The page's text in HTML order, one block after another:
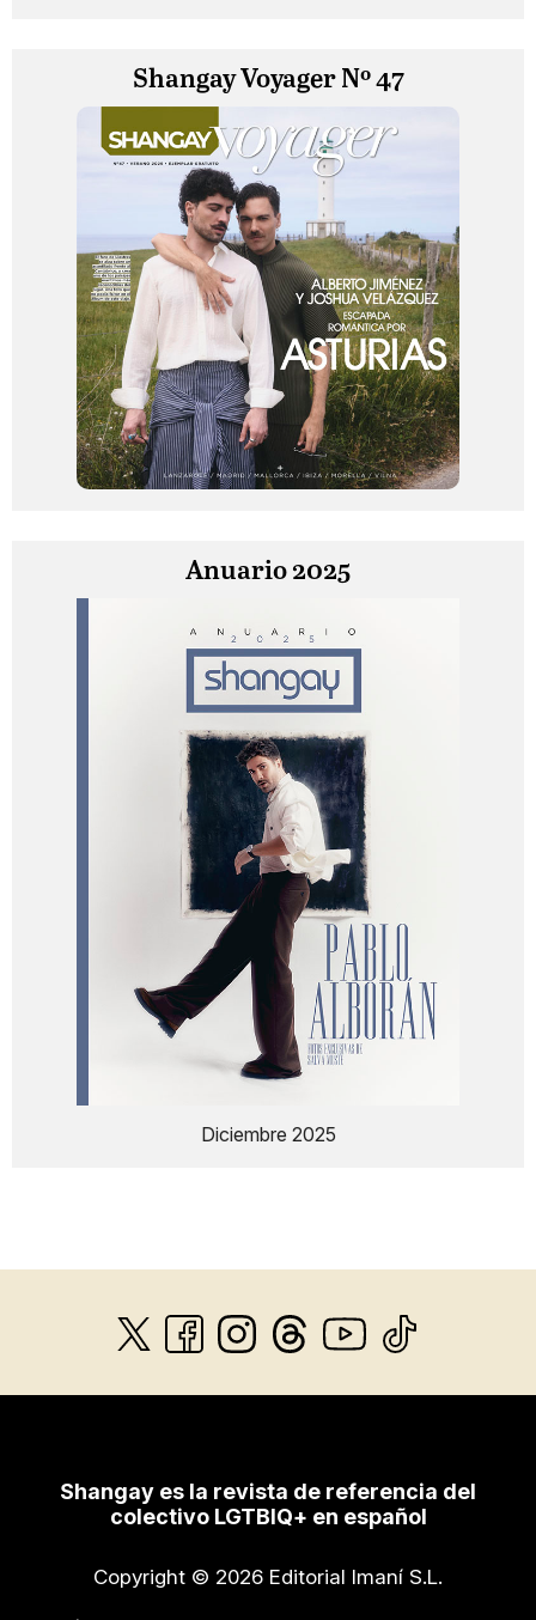
Shangay Voyager Nº 47
Anuario 2025
Diciembre 2025
Shangay es la revista de referencia del
colectivo LGTBIQ+ en español
Copyright © 2026 Editorial Imaní S.L.